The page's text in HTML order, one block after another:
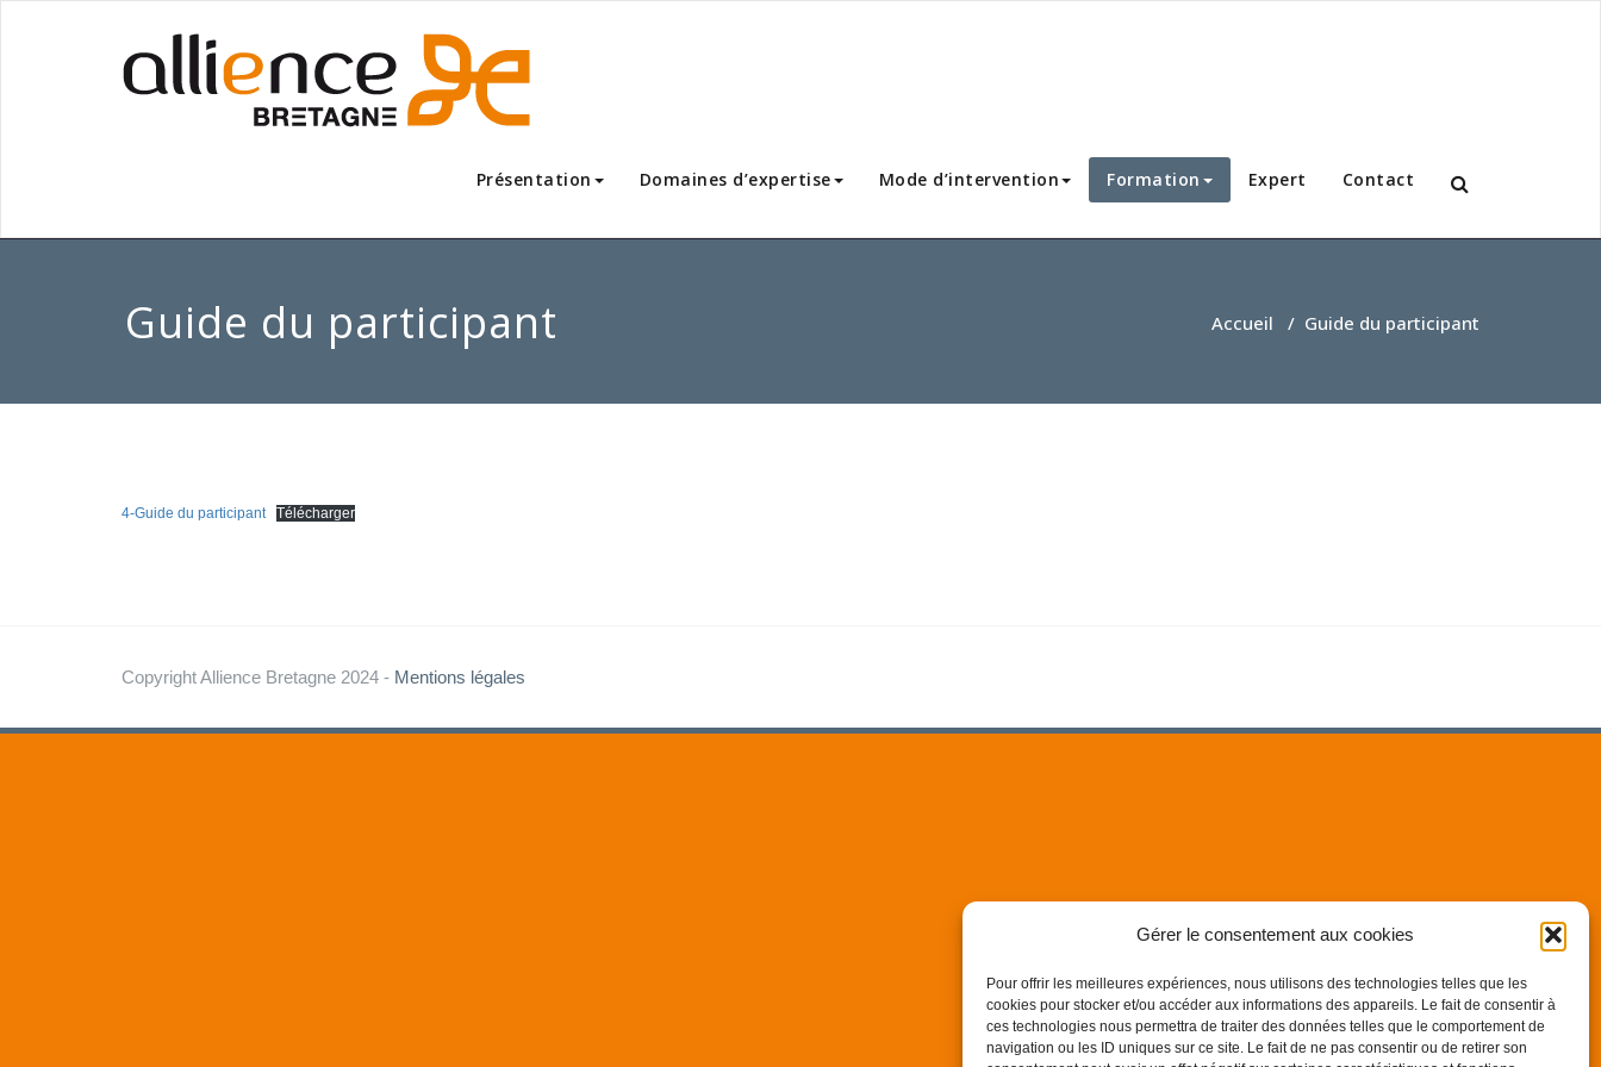
Gérer le consentement aux cookies
Pour offrir les meilleures expériences, nous utilisons des technologies telles que les
cookies pour stocker et/ou accéder aux informations des appareils. Le fait de consentir à
ces technologies nous permettra de traiter des données telles que le comportement de
navigation ou les ID uniques sur ce site. Le fait de ne pas consentir ou de retirer son
Présentation Domaines d’expertise Mode d’intervention Formation Expert Contact
Guide du participant Accueil / Guide du participant
4-Guide du participant Télécharger
Copyright Allience Bretagne 2024 - Mentions légales